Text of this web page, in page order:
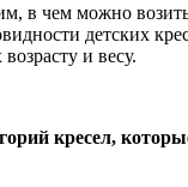
в чем можно
детских
и весу.
кресел,